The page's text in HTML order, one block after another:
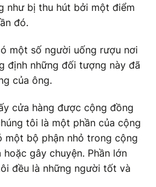
như bị thu hút bởi một điểm
đó.
một số người uống rượu nơi
định những đối tượng này đã
của ông.
cửa hàng được cộng đồng
tôi là một phần của cộng
một bộ phận nhỏ trong cộng
gây chuyện. Phần lớn
đều là những người tốt và